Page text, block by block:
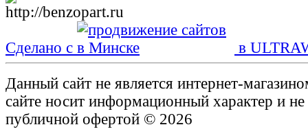
Сделано с в
Данный сайт не является интернет-
сайте носит информационный характер и не
публичной офертой © 2026